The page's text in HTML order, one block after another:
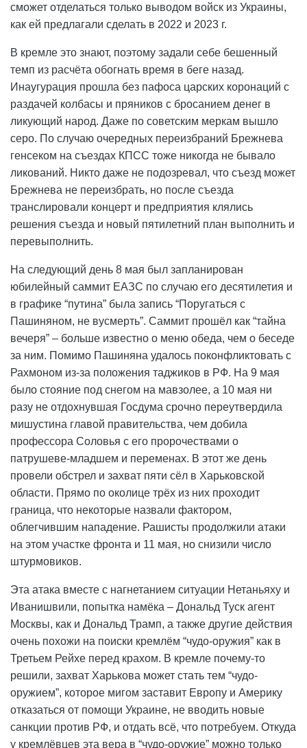
сможет отделаться только выводом войск из Украины,
как ей предлагали сделать в 2022 и 2023 г.
В кремле это знают, поэтому задали себе бешенный
темп из расчёта обогнать время в беге назад.
Инаугурация прошла без пафоса царских коронаций с
раздачей колбасы и пряников с бросанием денег в
ликующий народ. Даже по советским меркам вышло
серо. По случаю очередных переизбраний Брежнева
генсеком на съездах КПСС тоже никогда не бывало
ликований. Никто даже не подозревал, что съезд может
Брежнева не переизбрать, но после съезда
транслировали концерт и предприятия клялись
решения съезда и новый пятилетний план выполнить и
перевыполнить.
На следующий день 8 мая был запланирован
юбилейный саммит ЕАЗС по случаю его десятилетия и
в графике “путина” была запись “Поругаться с
Пашиняном, не вусмерть”. Саммит прошёл как “тайна
вечеря” – больше известно о меню обеда, чем о беседе
за ним. Помимо Пашиняна удалось поконфликтовать с
Рахмоном из-за положения таджиков в РФ. На 9 мая
было стояние под снегом на мавзолее, а 10 мая ни
разу не отдохнувшая Госдума срочно переутвердила
мишустина главой правительства, чем добила
профессора Соловья с его пророчествами о
патрушеве-младшем и переменах. В этот же день
провели обстрел и захват пяти сёл в Харьковской
области. Прямо по околице трёх из них проходит
граница, что некоторые назвали фактором,
облегчившим нападение. Рашисты продолжили атаки
на этом участке фронта и 11 мая, но снизили число
штурмовиков.
Эта атака вместе с нагнетанием ситуации Нетаньяху и
Иванишвили, попытка намёка – Дональд Туск агент
Москвы, как и Дональд Трамп, а также другие действия
очень похожи на поиски кремлём “чудо-оружия” как в
Третьем Рейхе перед крахом. В кремле почему-то
решили, захват Харькова может стать тем “чудо-
оружием”, которое мигом заставит Европу и Америку
отказаться от помощи Украине, не вводить новые
санкции против РФ, и отдать всё, что потребуем. Откуда
у кремлёвцев эта вера в “чудо-оружие” можно только